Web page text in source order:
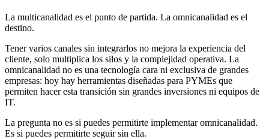
La multicanalidad es el punto de partida. La omnicanalidad es el
destino.
Tener varios canales sin integrarlos no mejora la experiencia del
cliente, solo multiplica los silos y la complejidad operativa. La
omnicanalidad no es una tecnología cara ni exclusiva de grandes
empresas: hoy hay herramientas diseñadas para PYMEs que
permiten hacer esta transición sin grandes inversiones ni equipos de
IT.
La pregunta no es si puedes permitirte implementar omnicanalidad.
Es si puedes permitirte seguir sin ella.